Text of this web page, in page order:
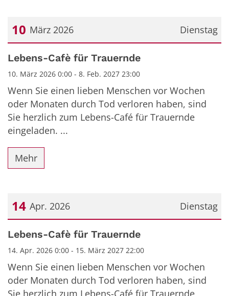
Dienstag
10 März 2026
Datum: 10. März 2026
Lebens-Cafè für Trauernde
10. März 2026 0:00 - 8. Feb. 2027 23:00
Wenn Sie einen lieben Menschen vor Wochen
oder Monaten durch Tod verloren haben, sind
Sie herzlich zum Lebens-Café für Trauernde
eingeladen. ...
Mehr
Dienstag
14 Apr. 2026
Datum: 14. April 2026
Lebens-Cafè für Trauernde
14. Apr. 2026 0:00 - 15. März 2027 22:00
Wenn Sie einen lieben Menschen vor Wochen
oder Monaten durch Tod verloren haben, sind
Sie herzlich zum Lebens-Café für Trauernde